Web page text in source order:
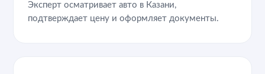
Эксперт осматривает авто в Казани,
подтверждает цену и оформляет документы.